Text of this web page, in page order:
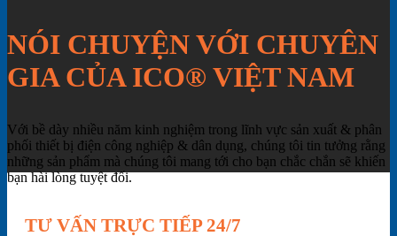
NÓI CHUYỆN VỚI CHUYÊN
GIA CỦA ICO® VIỆT NAM
Với bề dày nhiều năm kinh nghiệm trong lĩnh vực sản xuất & phân
phối thiết bị điện công nghiệp & dân dụng, chúng tôi tin tưởng rằng
những sản phẩm mà chúng tôi mang tới cho bạn chắc chắn sẽ khiến
bạn hài lòng tuyệt đối.
TƯ VẤN TRỰC TIẾP 24/7